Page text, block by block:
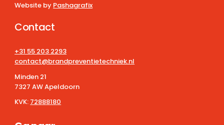
Website by Pashagrafix
Contact
+31 55 203 2293
contact@brandpreventietechniek.nl
Minden 21
7327 AW Apeldoorn
KVK: 72888180